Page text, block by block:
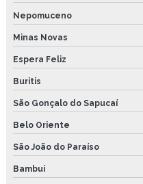
Nepomuceno
Minas Novas
Espera Feliz
Buritis
São Gonçalo do Sapucaí
Belo Oriente
São João do Paraíso
Bambuí